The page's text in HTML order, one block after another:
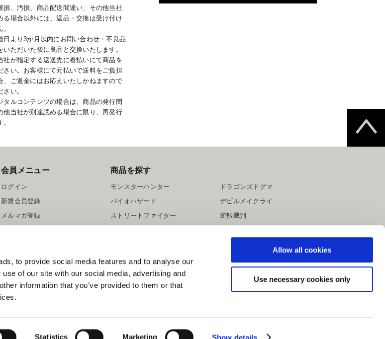
to provide social media features and to analyse our
of our site with our social media, advertising and
information that you’ve provided to them or that
Statistics Marketing Show details
Allow all cookies
Use necessary cookies only
損、汚損、商品配送間違い、その他当社
る場合以外には、返品・交換は受け付け
日より3か月以内にお問い合わせ・不良品
いただいた後に良品と交換いたします。
社が指定する返送先に着払いにて商品を
さい。お客様にて元払いで送料をご負担
、ご返金にはお応えいたしかねますので
さい。
タルコンテンツの場合は、商品の発行間
他当社が別途認める場合に限り、再発行
会員メニュー
ログイン
新規会員登録
メルマガ登録
商品を探す
モンスターハンター
バイオハザード
ストリートファイター
ドラゴンズドグマ
デビルメイクライ
逆転裁判
スマートフォン版を表示する